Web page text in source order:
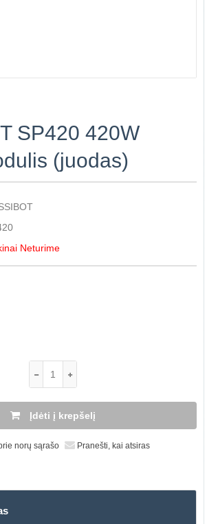
SP420 420W
(juodas)
Neturime
Įdėti į krepšelį
norų sąrašo Pranešti, kai atsiras